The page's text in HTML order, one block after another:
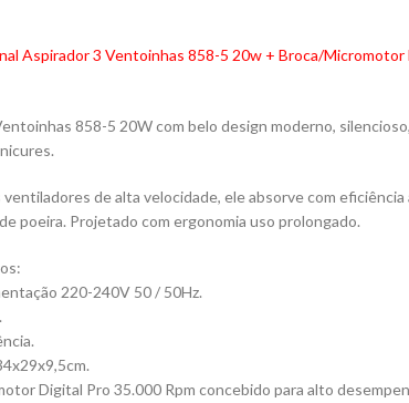
Aspirador 3 Ventoinhas 858-5 20w + Broca/Micromotor
858-5 20W com belo design moderno,
ventiladores de alta velocidade, ele absorve com
poeira. Projetado com ergonomia uso prolongado.
220-240V 50 / 50Hz.
Digital Pro 35.000 Rpm concebido para alto